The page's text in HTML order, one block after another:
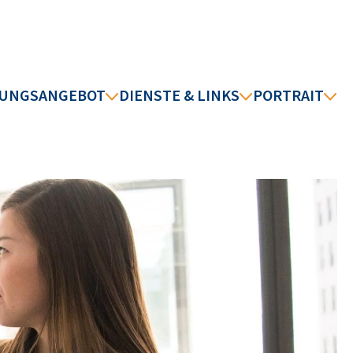
DIENSTE & LINKS PORTRAIT